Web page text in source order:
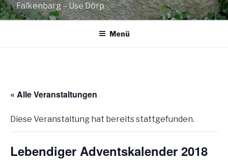
Falkenbarg – Use Dörp
Menü
« Alle Veranstaltungen
Diese Veranstaltung hat bereits stattgefunden.
Lebendiger Adventskalender 2018